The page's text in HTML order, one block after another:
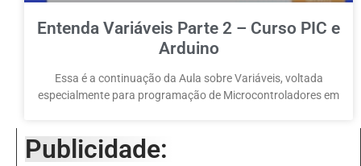
Entenda Variáveis Parte 2 – Curso PIC e
Arduino
Essa é a continuação da Aula sobre Variáveis, voltada
especialmente para programação de Microcontroladores em
Publicidade: